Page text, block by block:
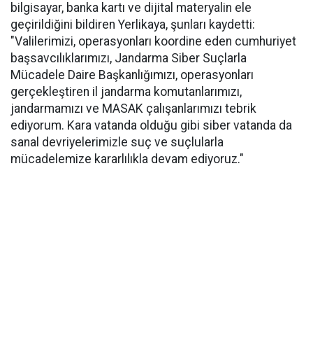
bilgisayar, banka kartı ve dijital materyalin ele
geçirildiğini bildiren Yerlikaya, şunları kaydetti:
"Valilerimizi, operasyonları koordine eden cumhuriyet
başsavcılıklarımızı, Jandarma Siber Suçlarla
Mücadele Daire Başkanlığımızı, operasyonları
gerçekleştiren il jandarma komutanlarımızı,
jandarmamızı ve MASAK çalışanlarımızı tebrik
ediyorum. Kara vatanda olduğu gibi siber vatanda da
sanal devriyelerimizle suç ve suçlularla
mücadelemize kararlılıkla devam ediyoruz."